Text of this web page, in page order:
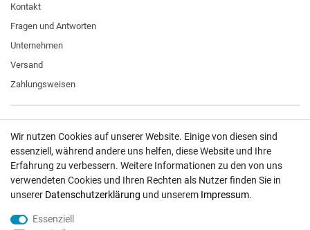
Kontakt
Fragen und Antworten
Unternehmen
Versand
Zahlungsweisen
Paypal
VISA / Mastercard
Vorkasse
DHL
Wir nutzen Cookies auf unserer Website. Einige von diesen sind
essenziell, während andere uns helfen, diese Website und Ihre
Erfahrung zu verbessern. Weitere Informationen zu den von uns
verwendeten Cookies und Ihren Rechten als Nutzer finden Sie in
unserer Daten­schutz­erklärung und unserem Impressum.
Essenziell